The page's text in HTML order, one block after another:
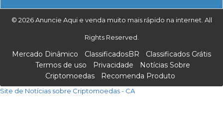
© 2026 Anuncie Aqui e venda muito mais rápido na internet. All
Rights Reserved.
Mercado Dinâmico ClassificadosBR
Classificados Grátis
Termos de uso
Privacidade
Notícias Sobre
Criptomoedas
Recomenda Produto
Site de Notícias sobre Criptomoedas - CA